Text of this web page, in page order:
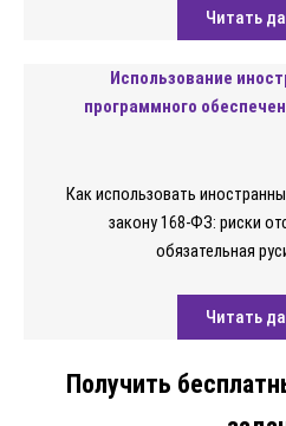
Читать
Использование
программного
Как использовать
закону 168-ФЗ: риски
обязательная
Читать
Получить